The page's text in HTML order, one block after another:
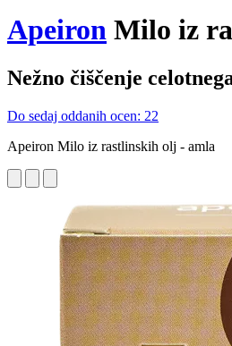
Apeiron Milo iz
Nežno čiščenje
Do sedaj oddanih ocen: 22
Apeiron Milo iz rastlinskih olj - amla